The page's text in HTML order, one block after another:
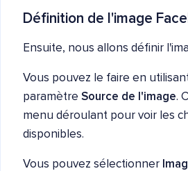
Définition de l'image
Ensuite, nous allons définir
Vous pouvez le faire en
paramètre Source de l'image.
menu déroulant pour voir les
disponibles.
Vous pouvez sélectionner